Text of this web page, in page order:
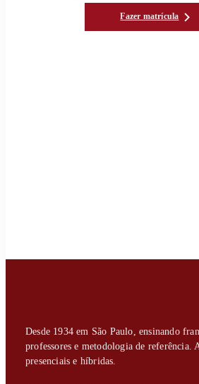
Fazer matrícula
Desde 1934 em São Paulo, ensinando
professores e metodologia de referência.
presenciais e híbridas.